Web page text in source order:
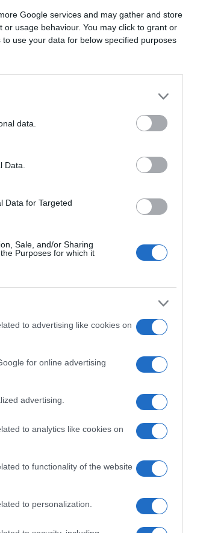
Google services and may gather and store
usage behaviour. You may click to grant or
use your data for below specified purposes
data.
Data.
Data for Targeted
Sale, and/or Sharing
Purposes for which it
to advertising like cookies on
for online advertising
advertising.
to analytics like cookies on
to functionality of the website
to personalization.
ένα μήνυμα στην Αθήνα,
και την επίθεση που του έκανε
«να μην κάνει το ίδιο
ο Ντόναλντ Τραμπ έχει «θετική
ότι η Αμερική τήρησε την
όχι μόνο τον επαίνεσε ως
Είπε ότι οι ΗΠΑ θα άρουν
άμυνας S400 το
μαχητικών αεροσκαφών F-35.